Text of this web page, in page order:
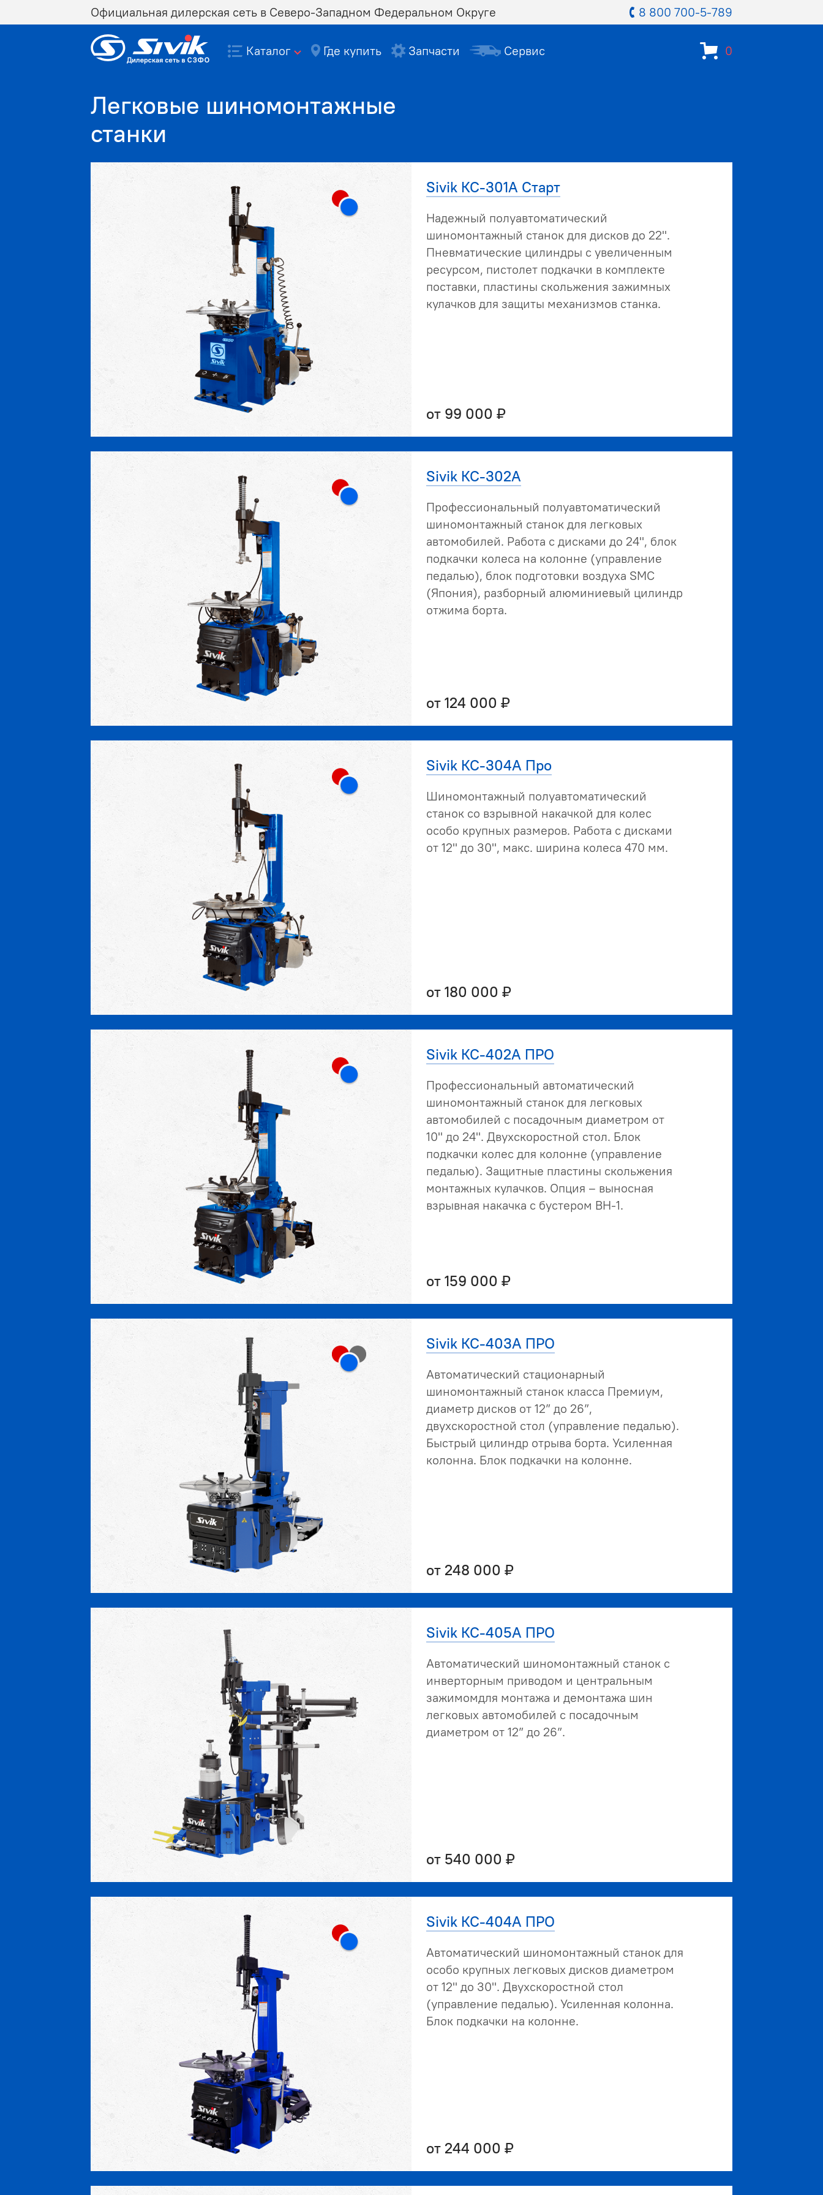
Официальная дилерская сеть в Северо-Западном Федеральном Округе 8 800 700-5-789
Каталог Где купить Запчасти Сервис 0
Легковые шиномонтажные
станки
Sivik КС-301А Старт
Надежный полуавтоматический
шиномонтажный станок для дисков до 22".
Пневматические цилиндры с увеличенным
ресурсом, пистолет подкачки в комплекте
поставки, пластины скольжения зажимных
кулачков для защиты механизмов станка.
от 99 000 ₽
Sivik КС-302А
Профессиональный полуавтоматический
шиномонтажный станок для легковых
автомобилей. Работа с дисками до 24", блок
подкачки колеса на колонне (управление
педалью), блок подготовки воздуха SMC
(Япония), разборный алюминиевый цилиндр
отжима борта.
от 124 000 ₽
Sivik КС-304А Про
Шиномонтажный полуавтоматический
станок со взрывной накачкой для колес
особо крупных размеров. Работа с дисками
от 12" до 30", макс. ширина колеса 470 мм.
от 180 000 ₽
Sivik КС-402А ПРО
Профессиональный автоматический
шиномонтажный станок для легковых
автомобилей с посадочным диаметром от
10" до 24". Двухскоростной стол. Блок
подкачки колес для колонне (управление
педалью). Защитные пластины скольжения
монтажных кулачков. Опция – выносная
взрывная накачка с бустером ВН-1.
от 159 000 ₽
Sivik КС-403А ПРО
Автоматический стационарный
шиномонтажный станок класса Премиум,
диаметр дисков от 12” до 26”,
двухскоростной стол (управление педалью).
Быстрый цилиндр отрыва борта. Усиленная
колонна. Блок подкачки на колонне.
от 248 000 ₽
Sivik КС-405А ПРО
Автоматический шиномонтажный станок с
инверторным приводом и центральным
зажимомдля монтажа и демонтажа шин
легковых автомобилей с посадочным
диаметром от 12” до 26”.
от 540 000 ₽
Sivik КС-404А ПРО
Автоматический шиномонтажный станок для
особо крупных легковых дисков диаметром
от 12" до 30". Двухскоростной стол
(управление педалью). Усиленная колонна.
Блок подкачки на колонне.
от 244 000 ₽